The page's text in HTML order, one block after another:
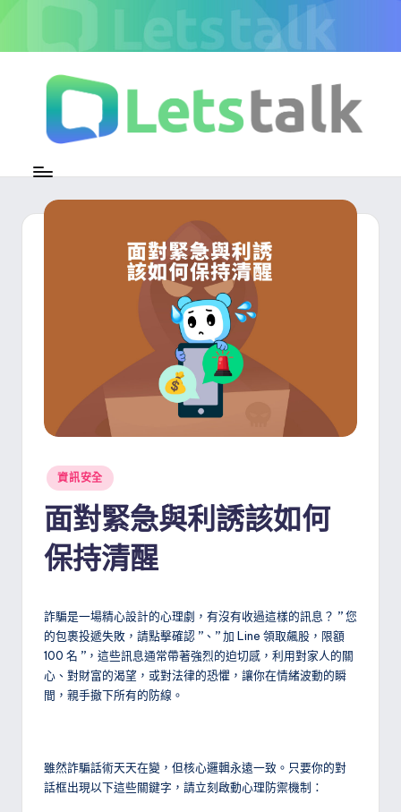
to
t
密
Posted
in
資訊安全
面對緊急與利誘該如何
保持清醒
詐騙是一場精心設計的心理劇，有沒有收過這樣的訊息？ ”您
的包裹投遞失敗，請點擊確認 ” 、 ”加 Line 領取飆股，限額
100 名 ” ，這些訊息通常帶著強烈的迫切感，利用對家人的關
心、對財富的渴望，或對法律的恐懼，讓你在情緒波動的瞬
間，親手撤下所有的防線。
雖然詐騙話術天天在變，但核心邏輯永遠一致。只要你的對
話框出現以下這些關鍵字，請立刻啟動心理防禦機制：